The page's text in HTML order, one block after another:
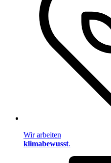
Wir arbeiten
klimabewusst.